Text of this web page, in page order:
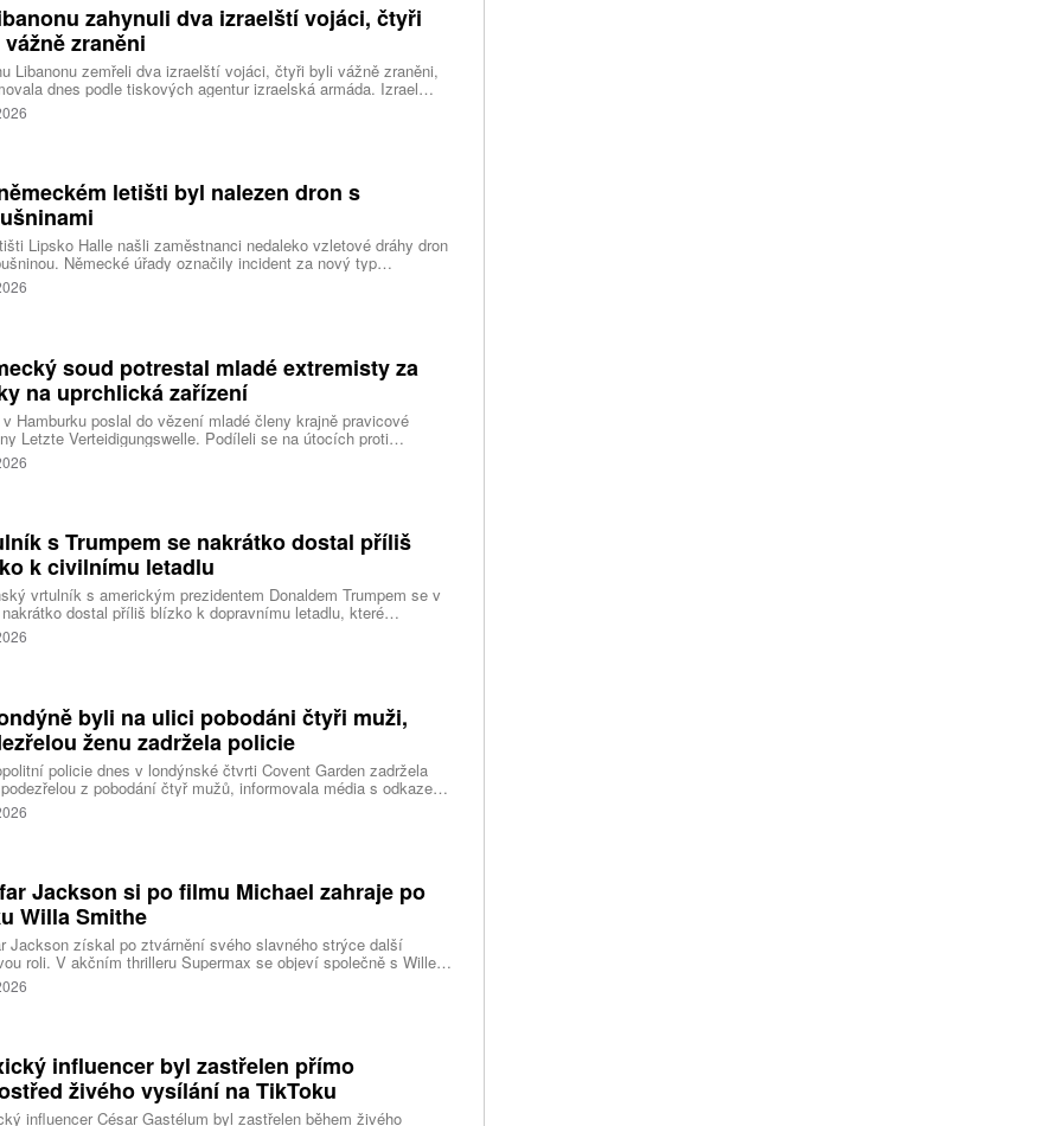
zahynuli dva izraelští vojáci, čtyři
zraněni
Libanonu zemřeli dva izraelští vojáci, čtyři byli vážně zraněni,
dnes podle tiskových agentur izraelská armáda. Izrael
militantní hnutí Hizballáh z porušení příměří a udeřil na jižní
tento vývoj ohrožuje probíhající mírové rozhovory, napsal web
letišti byl nalezen dron s
Lipsko Halle našli zaměstnanci nedaleko vzletové dráhy dron
Německé úřady označily incident za nový typ
hrozby a zahájily protiteroristické vyšetřování. Během
navíc nákladní letadlo narazilo do dosud neznámého objektu.
soud potrestal mladé extremisty za
na uprchlická zařízení
Hamburku poslal do vězení mladé členy krajně pravicové
Letzte Verteidigungswelle. Podíleli se na útocích proti
zařízením a levicovým institucím. Tresty dosahují až pěti
s Trumpem se nakrátko dostal příliš
k civilnímu letadlu
vrtulník s americkým prezidentem Donaldem Trumpem se v
dostal příliš blízko k dopravnímu letadlu, které
z washingtonského letiště Ronalda Reagana, uvedl dnes
Federální úřad pro letectví (FAA). Podle Bílého domu Trump
vyšetřování.
byli na ulici pobodáni čtyři muži,
ženu zadržela policie
policie dnes v londýnské čtvrti Covent Garden zadržela
z pobodání čtyř mužů, informovala média s odkazem
úřady. Mluvčí londýnské záchranné služby uvedl, že čtyři
byli ošetřeni na místě a převezeni do nedalekého
Jackson si po filmu Michael zahraje po
Willa Smithe
Jackson získal po ztvárnění svého slavného strýce další
roli. V akčním thrilleru Supermax se objeví společně s Willem
a AnnaSophií Robb. Podrobnosti o jeho postavě zatím tvůrci
influencer byl zastřelen přímo
živého vysílání na TikToku
influencer César Gastélum byl zastřelen během živého